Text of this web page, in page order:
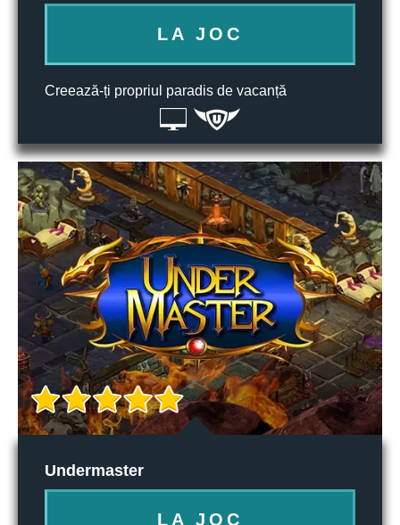
LA JOC
Creează-ți propriul paradis de vacanță
Undermaster
LA JOC